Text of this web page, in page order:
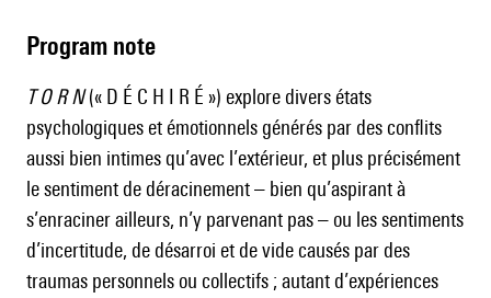
Program note
T O R N(« D É C H I R É ») explore divers états
psychologiques et émotionnels générés par des conflits
aussi bien intimes qu’avec l’extérieur, et plus précisément
le sentiment de déracinement – bien qu’aspirant à
s’enraciner ailleurs, n’y parvenant pas – ou les sentiments
d’incertitude, de désarroi et de vide causés par des
traumas personnels ou collectifs ; autant d’expériences